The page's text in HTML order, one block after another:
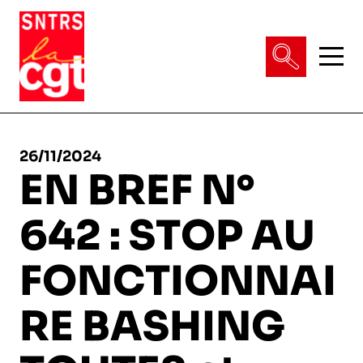
VIE DU SYNDICAT
Qui sommes-nous ?
Pourquoi et comment Adhérer
Notre fonctionnement
Droits & statuts
THÉMATIQUES
Conditions de travail
Emploi & carrière
Salaires & primes
ACTUALITÉS
26/11/2024
EN BREF N°
642 : STOP AU
FONCTIONNAI
RE BASHING